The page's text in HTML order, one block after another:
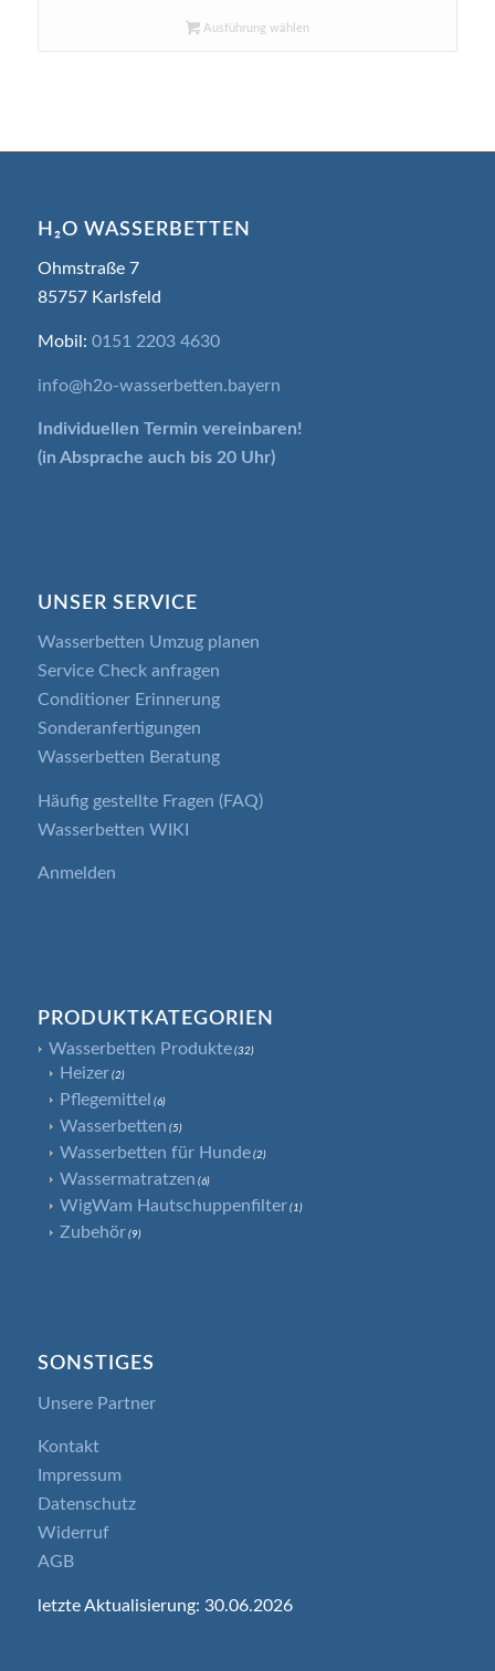
Ausführung wählen
H₂O WASSERBETTEN
Ohmstraße 7
85757 Karlsfeld
Mobil: 0151 2203 4630
info@h2o-wasserbetten.bayern
Individuellen Termin vereinbaren!
(in Absprache auch bis 20 Uhr)
UNSER SERVICE
Wasserbetten Umzug planen
Service Check anfragen
Conditioner Erinnerung
Sonderanfertigungen
Wasserbetten Beratung
Häufig gestellte Fragen (FAQ)
Wasserbetten WIKI
Anmelden
PRODUKTKATEGORIEN
Wasserbetten Produkte (32)
Heizer (2)
Pflegemittel (6)
Wasserbetten (5)
Wasserbetten für Hunde (2)
Wassermatratzen (6)
WigWam Hautschuppenfilter (1)
Zubehör (9)
SONSTIGES
Unsere Partner
Kontakt
Impressum
Datenschutz
Widerruf
AGB
letzte Aktualisierung: 30.06.2026